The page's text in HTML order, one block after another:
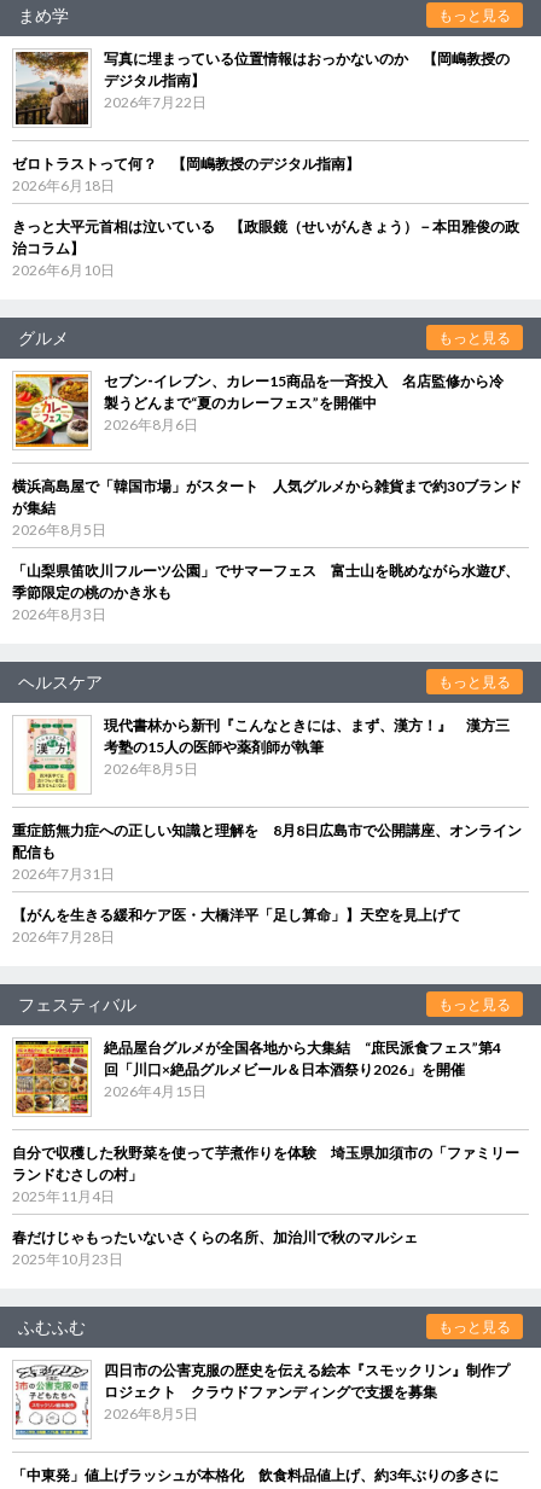
まめ学 もっと見る
写真に埋まっている位置情報はおっかないのか 【岡嶋教授の
デジタル指南】
2026年7月22日
ゼロトラストって何？ 【岡嶋教授のデジタル指南】
2026年6月18日
きっと大平元首相は泣いている 【政眼鏡（せいがんきょう）－本田雅俊の政
治コラム】
2026年6月10日
グルメ もっと見る
セブン‐イレブン、カレー15商品を一斉投入 名店監修から冷
製うどんまで“夏のカレーフェス”を開催中
2026年8月6日
横浜高島屋で「韓国市場」がスタート 人気グルメから雑貨まで約30ブランド
が集結
2026年8月5日
「山梨県笛吹川フルーツ公園」でサマーフェス 富士山を眺めながら水遊び、
季節限定の桃のかき氷も
2026年8月3日
ヘルスケア もっと見る
現代書林から新刊『こんなときには、まず、漢方！』 漢方三
考塾の15人の医師や薬剤師が執筆
2026年8月5日
重症筋無力症への正しい知識と理解を 8月8日広島市で公開講座、オンライン
配信も
2026年7月31日
【がんを生きる緩和ケア医・大橋洋平「足し算命」】天空を見上げて
2026年7月28日
フェスティバル もっと見る
絶品屋台グルメが全国各地から大集結 “庶民派食フェス”第4
回「川口×絶品グルメビール＆日本酒祭り2026」を開催
2026年4月15日
自分で収穫した秋野菜を使って芋煮作りを体験 埼玉県加須市の「ファミリー
ランドむさしの村」
2025年11月4日
春だけじゃもったいないさくらの名所、加治川で秋のマルシェ
2025年10月23日
ふむふむ もっと見る
四日市の公害克服の歴史を伝える絵本『スモックリン』制作プ
ロジェクト クラウドファンディングで支援を募集
2026年8月5日
「中東発」値上げラッシュが本格化 飲食料品値上げ、約3年ぶりの多さに